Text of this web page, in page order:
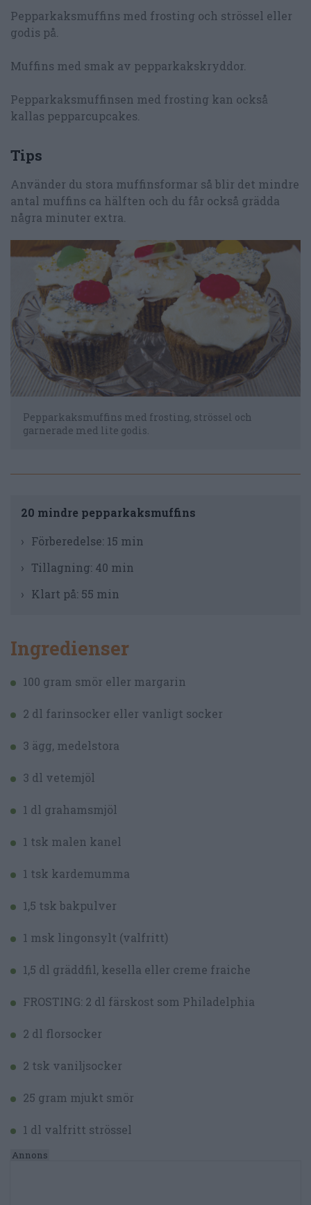
Pepparkaksmuffins med frosting och strössel eller
godis på.
Muffins med smak av pepparkakskryddor.
Pepparkaksmuffinsen med frosting kan också
kallas pepparcupcakes.
Tips
Använder du stora muffinsformar så blir det mindre
antal muffins ca hälften och du får också grädda
några minuter extra.
Pepparkaksmuffins med frosting, strössel och
garnerade med lite godis.
20 mindre pepparkaksmuffins
Förberedelse: 15 min
Tillagning: 40 min
Klart på: 55 min
Ingredienser
100 gram smör eller margarin
2 dl farinsocker eller vanligt socker
3 ägg, medelstora
3 dl vetemjöl
1 dl grahamsmjöl
1 tsk malen kanel
1 tsk kardemumma
1,5 tsk bakpulver
1 msk lingonsylt (valfritt)
1,5 dl gräddfil, kesella eller creme fraiche
FROSTING: 2 dl färskost som Philadelphia
2 dl florsocker
2 tsk vaniljsocker
25 gram mjukt smör
1 dl valfritt strössel